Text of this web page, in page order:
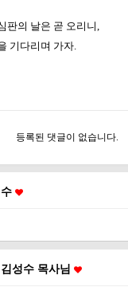
판의 날은 곧 오리니,
기다리며 가자.
등록된 댓글이 없습니다.
성수 목사님